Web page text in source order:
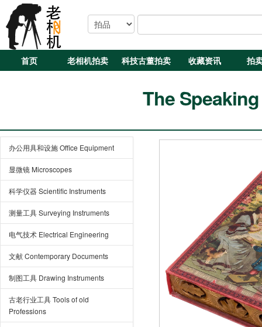
首页 老相机拍卖 科技古董拍卖 收藏资讯 拍
The
办公用具和设施 Office Equipment
显微镜 Microscopes
科学仪器 Scientific Instruments
测量工具 Surveying Instruments
电气技术 Electrical Engineering
文献 Contemporary Documents
制图工具 Drawing Instruments
古老行业工具 Tools of old
Professions